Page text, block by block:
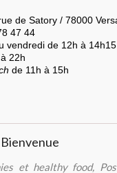
de Satory / 78000
47 44
vendredi de 12h à
22h
de 11h à 15h
Bienvenue
et healthy food,